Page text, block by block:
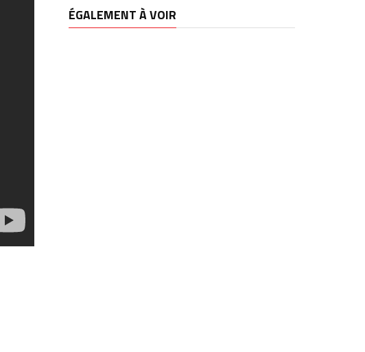
ÉGALEMENT À VOIR